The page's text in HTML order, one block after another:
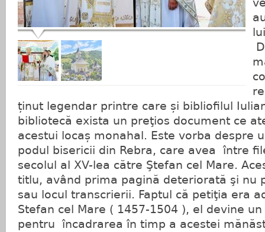
ținut legendar printre care și bibliofilul
bibliotecă exista un preţios document ce
acestui locaș monahal. Este vorba despre
podul bisericii din Rebra, care avea între
secolul al XV-lea către Ştefan cel Mare.
titlu, având prima pagină deteriorată şi nu
sau locul transcrierii. Faptul că petiţia era
Stefan cel Mare ( 1457-1504 ), el devine
pentru încadrarea în timp a acestei